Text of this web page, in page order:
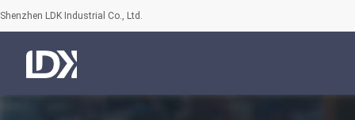
Shenzhen LDK Industrial Co., Ltd.